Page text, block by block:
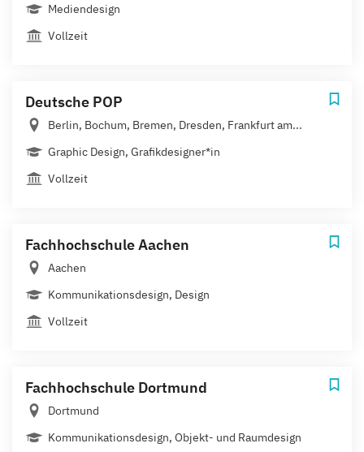
Mediendesign
Vollzeit
Deutsche POP
Berlin, Bochum, Bremen, Dresden, Frankfurt am...
Graphic Design, Grafikdesigner*in
Vollzeit
Fachhochschule Aachen
Aachen
Kommunikationsdesign, Design
Vollzeit
Fachhochschule Dortmund
Dortmund
Kommunikationsdesign, Objekt- und Raumdesign